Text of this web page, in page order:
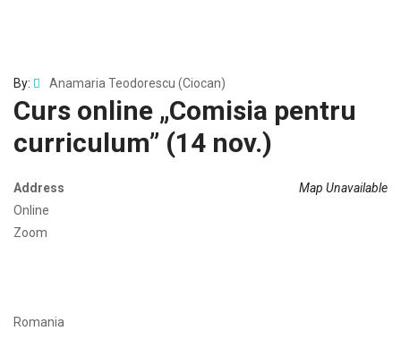
By: Anamaria Teodorescu (Ciocan)
Curs online „Comisia pentru
curriculum” (14 nov.)
Map Unavailable
Address
Online
Zoom
Romania